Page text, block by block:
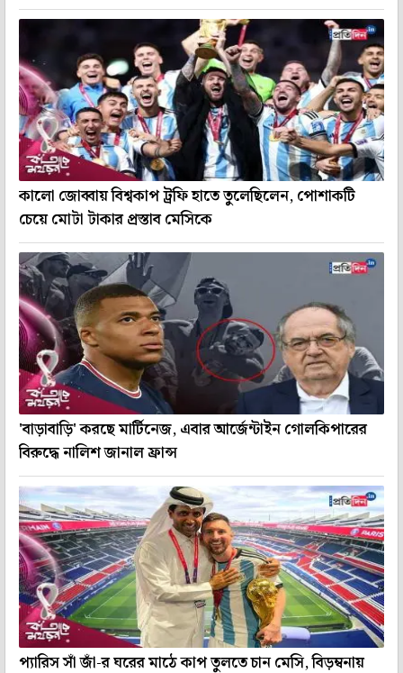
কালো জোব্বায় বিশ্বকাপ ট্রফি হাতে তুলেছিলেন, পোশাকটি
চেয়ে মোটা টাকার প্রস্তাব মেসিকে
'বাড়াবাড়ি' করছে মার্টিনেজ, এবার আর্জেন্টাইন গোলকিপারের
বিরুদ্ধে নালিশ জানাল ফ্রান্স
প্যারিস সাঁ জাঁ-র ঘরের মাঠে কাপ তুলতে চান মেসি, বিড়ম্বনায়